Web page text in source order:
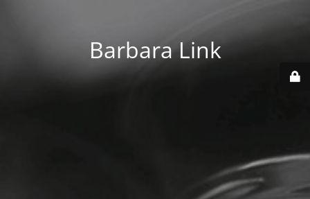
Barbara Link